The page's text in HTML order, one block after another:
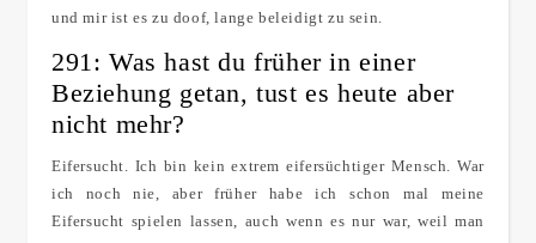
und mir ist es zu doof, lange beleidigt zu sein.
291: Was hast du früher in einer
Beziehung getan, tust es heute aber
nicht mehr?
Eifersucht. Ich bin kein extrem eifersüchtiger Mensch. War
ich noch nie, aber früher habe ich schon mal meine
Eifersucht spielen lassen, auch wenn es nur war, weil man